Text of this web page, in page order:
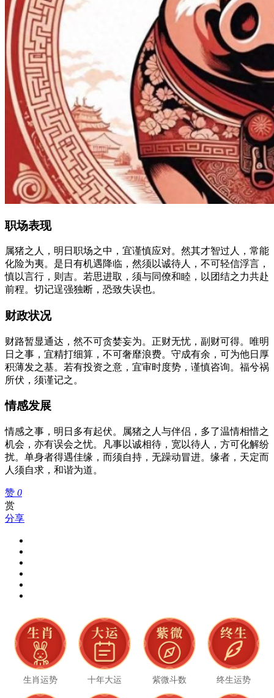
职场表现
属猪之人，明日职场之中，宜谨慎应对。然其才智过人，常能
化险为夷。是日有机遇降临，然须以诚待人，不可轻信浮言，
慎以言行，则吉。若思进取，须与同僚和睦，以团结之力共赴
前程。切记逞强独断，恐致失误也。
财政状况
财路暂显通达，然不可贪婪妄为。正财无忧，副财可得。唯明
日之事，宜精打细算，不可奢靡浪费。守成有余，可为他日厚
积薄发之基。若有投资之意，宜审时度势，谨慎咨询。福兮祸
所伏，须谨记之。
情感发展
情感之事，明日多有起伏。属猪之人与伴侣，多了温情相惜之
机会，亦有误会之忧。凡事以诚相待，宽以待人，方可化解纷
扰。单身者得遇佳缘，而须自持，无躁动冒进。缘者，天定而
人须自求，和谐为道。
赞 0
赏
分享
生肖运势 十年大运 紫微斗数 终生运势